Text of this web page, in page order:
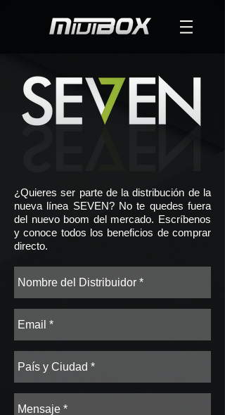
¿Quieres ser parte de la distribución de la
nueva línea SEVEN? No te quedes fuera
del nuevo boom del mercado. Escríbenos
y conoce todos los beneficios de comprar
directo.